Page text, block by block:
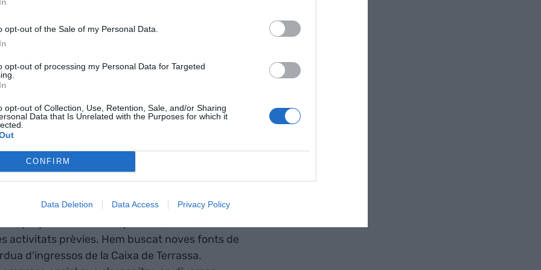
opt-out of the Sale of my Personal Data.
opt-out of processing my Personal Data for Targeted
opt-out of Collection, Use, Retention, Sale, and/or Sharing
Data that Is Unrelated with the Purposes for which it
CONFIRM
Data Deletion Data Access Privacy Policy
mai.
té
del Segon
de les
dur a terme una reorganització. En els darrers
anys que he estat al capdavant, hem treballat
activitats prèvies. Hem buscat noves fonts de
d'ingressos de la Caixa de Terrassa.